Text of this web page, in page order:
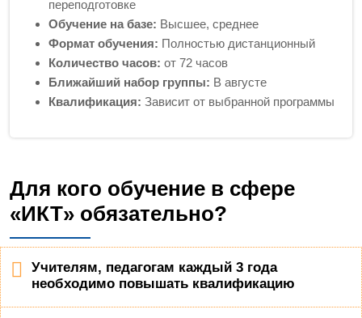
переподготовке
Обучение на базе: Высшее, среднее
Формат обучения: Полностью дистанционный
Количество часов: от 72 часов
Ближайший набор группы: В августе
Квалификация: Зависит от выбранной программы
Для кого обучение в сфере
«ИКТ» обязательно?
Учителям, педагогам каждый 3 года
необходимо повышать квалификацию